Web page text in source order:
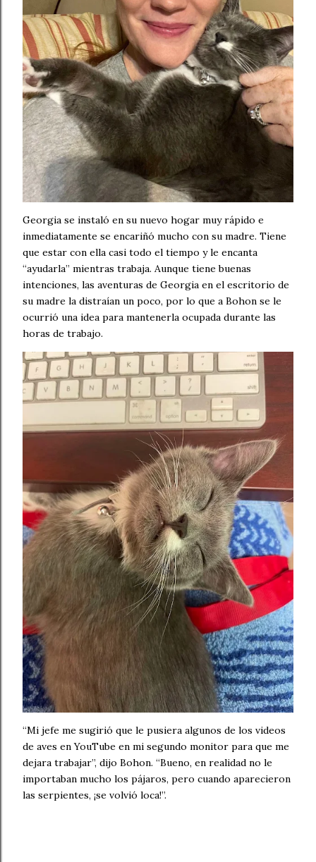
Georgia se instaló en su nuevo hogar muy rápido e
inmediatamente se encariñó mucho con su madre. Tiene
que estar con ella casi todo el tiempo y le encanta
“ayudarla” mientras trabaja. Aunque tiene buenas
intenciones, las aventuras de Georgia en el escritorio de
su madre la distraían un poco, por lo que a Bohon se le
ocurrió una idea para mantenerla ocupada durante las
horas de trabajo.
“Mi jefe me sugirió que le pusiera algunos de los videos
de aves en YouTube en mi segundo monitor para que me
dejara trabajar”, ​​dijo Bohon. “Bueno, en realidad no le
importaban mucho los pájaros, pero cuando aparecieron
las serpientes, ¡se volvió loca!”.